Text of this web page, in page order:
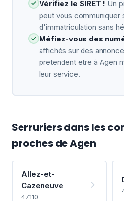
Vérifiez le SIRET ! Un
peut vous communiquer
d'immatriculation sans
Méfiez-vous des
affichés sur des
prétendent être à Agen
leur service.
Serruriers dans les
proches de Agen
Allez-et-
Cazeneuve
47110